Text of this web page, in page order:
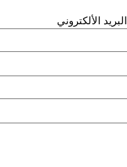
البريد الألكتروني